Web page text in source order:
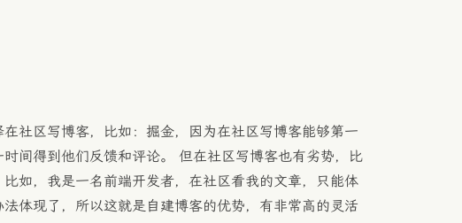
社区写博客，比如：掘金，因为在社区写博客能够第一
间得到他们反馈和评论。 但在社区写博客也有劣势，比
如，我是一名前端开发者，在社区看我的文章，只能体
体现了，所以这就是自建博客的优势，有非常高的灵活